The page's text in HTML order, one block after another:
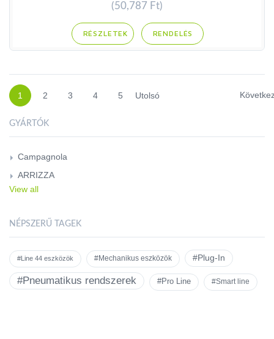
(50,787 Ft)
RENDELÉS
1 2 3 4 5 Utolsó
GYÁRTÓK
Campagnola
ARRIZZA
View all
NÉPSZERŰ TAGEK
#Line 44 eszközök #Mechanikus eszközök #Plug-In
#Pneumatikus rendszerek #Pro Line #Smart line